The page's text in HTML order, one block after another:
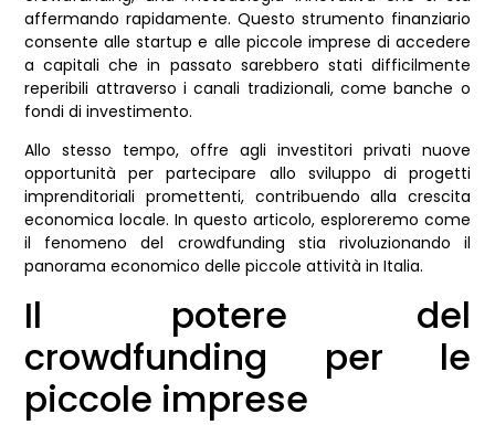
affermando rapidamente. Questo strumento finanziario
consente alle startup e alle piccole imprese di accedere
a capitali che in passato sarebbero stati difficilmente
reperibili attraverso i canali tradizionali, come banche o
fondi di investimento.
Allo stesso tempo, offre agli investitori privati nuove
opportunità per partecipare allo sviluppo di progetti
imprenditoriali promettenti, contribuendo alla crescita
economica locale. In questo articolo, esploreremo come
il fenomeno del crowdfunding stia rivoluzionando il
panorama economico delle piccole attività in Italia.
Il potere del
crowdfunding per le
piccole imprese